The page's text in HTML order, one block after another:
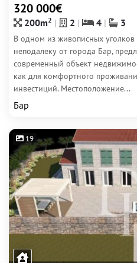
320 000€
200m2 2 4 3
В одном из живописных
неподалеку от города Бар,
современный объект
как для комфортного
инвестиций. Местоположение...
Бар
19